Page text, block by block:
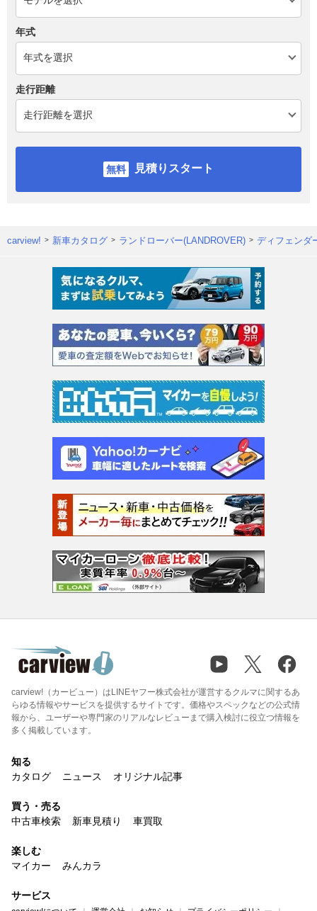
年式
走行距離
見積りスタート
carview! 新車カタログ ランドローバー(LANDROVER) ディフェンダ
carview!（カービュー）はLINEヤフー株式会社が運営するクルマに関するあ
らゆる情報やサービスを提供するサイトです。価格やスペックなどの公式情
報から、ユーザーや専門家のリアルなレビューまで購入検討に役立つ情報を
多く掲載しています。
知る
カタログ
ニュース オリジナル記事
買う・売る
中古車検索
新車見積り 車買取
楽しむ
マイカー
みんカラ
サービス